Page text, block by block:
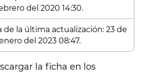
del 2020 14:30.
de la última actualización: 23 de
del 2023 08:47.
la ficha en los